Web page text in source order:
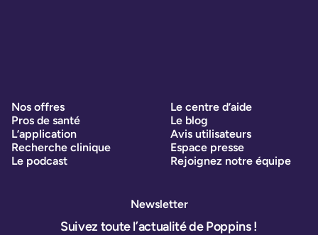
Nos offres
Pros de santé
L’application
Recherche clinique
Le podcast
Le centre d’aide
Le blog
Avis utilisateurs
Espace presse
Rejoignez notre équipe
Newsletter
Suivez toute l’actualité de Poppins !